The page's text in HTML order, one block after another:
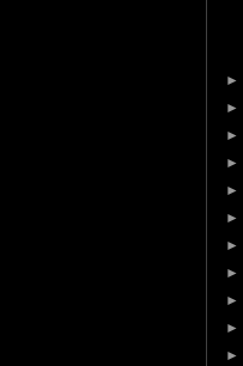
►
►
►
►
►
►
►
►
►
►
►